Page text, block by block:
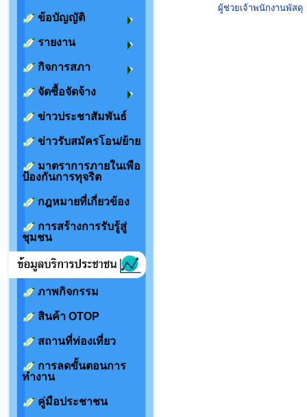
ข้อบัญญัติ
รายงาน
กิจการสภา
จัดซื้อจัดจ้าง
ข่าวประชาสัมพันธ์
ข่าวรับสมัครโอน/ย้าย
มาตราการภายในเพือ
ป้องกันการทุจริต
กฎหมายที่เกี่ยวข้อง
การสร้างการรับรู้สู่
ชุมชน
ภาพกิจกรรม
สินค้า OTOP
สถานที่ท่องเที่ยว
การลดขั้นตอนการ
ทำงาน
คู่มือประชาชน
ผู้ช่วยเจ้าพนักงานพัสดุ